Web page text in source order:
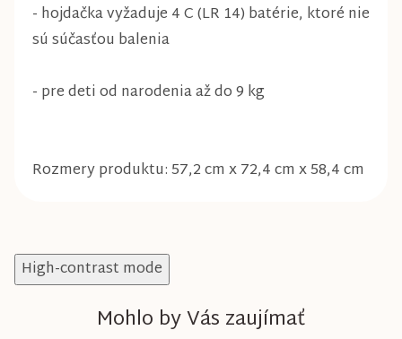
- hojdačka vyžaduje 4 C (LR 14) batérie, ktoré nie
sú súčasťou balenia
- pre deti od narodenia až do 9 kg
Rozmery produktu: 57,2 cm x 72,4 cm x 58,4 cm
High-contrast mode
Mohlo by Vás zaujímať